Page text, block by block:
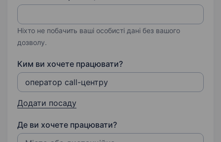
Ніхто не побачить ваші особисті дані без вашого
дозволу.
Ким ви хочете працювати?
Додати посаду
Де ви хочете працювати?